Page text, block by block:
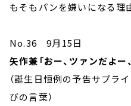
もそもパンを嫌いになる理
No.36 9月15日
矢作兼「おー、ツァンだよー
（誕生日恒例の予告サプラ
びの言葉）